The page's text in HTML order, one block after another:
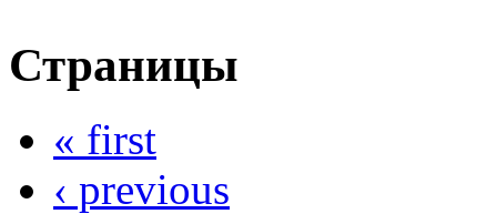
Страницы
« first
‹ previous